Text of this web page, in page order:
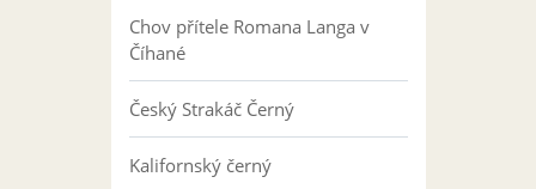
Chov přítele Romana Langa v
Číhané
Český Strakáč Černý
Kalifornský černý